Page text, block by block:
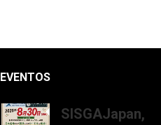
EVENTOS
SISGAJapan,